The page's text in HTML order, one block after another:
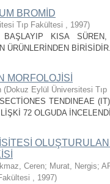
BROMİD
Tıp Fakültesi , 1997)
KISA
ÜRÜNLERİNDEN
MORFOLOJİSİ
(Dokuz Eylül Üniversitesi
TENDINEAE
72 OLGUDA
Ceren; Murat, Nergis;
, 1997)